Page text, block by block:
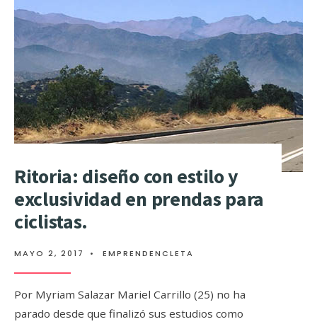
Ritoria: diseño con­­ estilo y
exclusividad en prendas para
ciclistas.
MAYO 2, 2017 • EMPRENDENCLETA
Por Myriam Salazar Mariel Carrillo (25) no ha
parado desde que finalizó sus estudios como